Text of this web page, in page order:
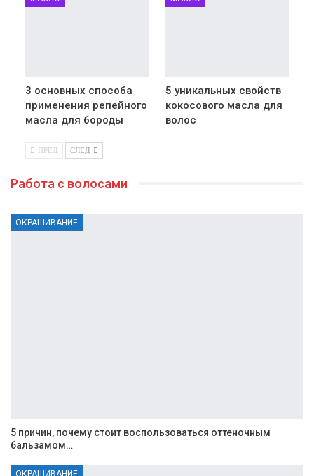
3 основных способа
применения репейного
масла для бороды
5 уникальных свойств
кокосового масла для
волос
ПРЕД СЛЕД
Работа с волосами
ОКРАШИВАНИЕ
5 причин, почему стоит воспользоваться оттеночным
бальзамом…